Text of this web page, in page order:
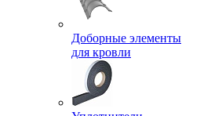
Доборные элементы
для кровли